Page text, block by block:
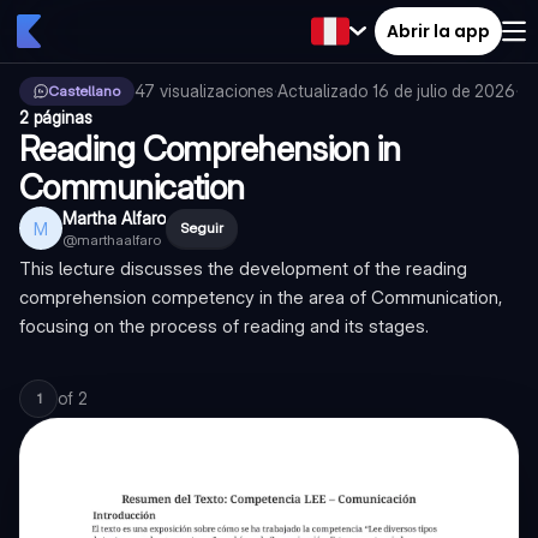
Abrir la app
Castellano 47 visualizaciones·Actualizado 16 de julio de 2026·
2 páginas
Reading Comprehension in
Communication
M Martha Alfaro
@marthaalfaro
Seguir
This lecture discusses the development of the reading
comprehension competency in the area of Communication,
focusing on the process of reading and its stages.
1 of 2